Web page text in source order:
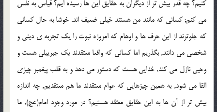
کنیم؟ چه قدر بیش تر از دیگران به حقایق این ها رسیده ایم؟ قیاس به نفس
مى کنم; کسانى که مانند من هستند خیلى ضعیف اند. خوشا به حال کسانى
که جلوترند از این حرف ها و اوهام که امروزه نبوت را یک تجربه ى دینى و
شخصى مى دانند, بگذریم اما کسانى که واقعا معتقدند یک جبرییلى هست و
وحیى نازل مى کند, خدایى هست که دستور مى دهد و به قلب پیغمبر چیزى
القا مى شود, به همین چیزهایى که عوام معتقدند ما هم معتقدیم, چه اندازه
بیش تر از آن ها به این حقایق معتقد هستیم؟ در مورد وجود امام(عج), ما